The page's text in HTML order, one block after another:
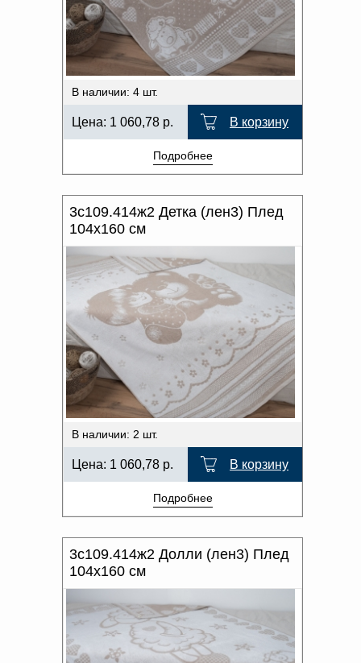
Доверенность на
получение груза
Документы по работе с
персональными данными
Письмо руководителю
Новости | Статьи
В наличии: 4 шт.
Цена: 1 060,78 р. В корзину
Подробнее
3с109.414ж2 Детка (лен3) Плед
104х160 см
В наличии: 2 шт.
Цена: 1 060,78 р. В корзину
Подробнее
3с109.414ж2 Долли (лен3) Плед
104х160 см
Добавить
в
корзину